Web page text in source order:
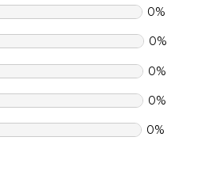
0%
0%
0%
0%
0%